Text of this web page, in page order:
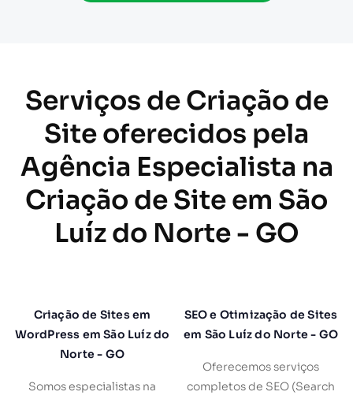
Serviços de Criação de
Site oferecidos pela
Agência Especialista na
Criação de Site em São
Luíz do Norte - GO
Criação de Sites em
WordPress em São Luíz do
Norte - GO
Somos especialistas na
SEO e Otimização de Sites
em São Luíz do Norte - GO
Oferecemos serviços
completos de SEO (Search